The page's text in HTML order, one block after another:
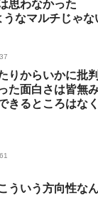
思わなかった
なマルチじゃ
りからいかに批
た面白さは皆無
きるところはな
ういう方向性な